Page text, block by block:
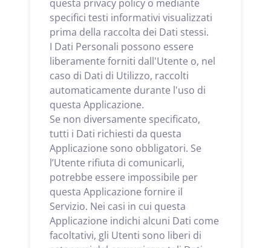
questa privacy policy o mediante
specifici testi informativi visualizzati
prima della raccolta dei Dati stessi.
I Dati Personali possono essere
liberamente forniti dall'Utente o, nel
caso di Dati di Utilizzo, raccolti
automaticamente durante l'uso di
questa Applicazione.
Se non diversamente specificato,
tutti i Dati richiesti da questa
Applicazione sono obbligatori. Se
l’Utente rifiuta di comunicarli,
potrebbe essere impossibile per
questa Applicazione fornire il
Servizio. Nei casi in cui questa
Applicazione indichi alcuni Dati come
facoltativi, gli Utenti sono liberi di